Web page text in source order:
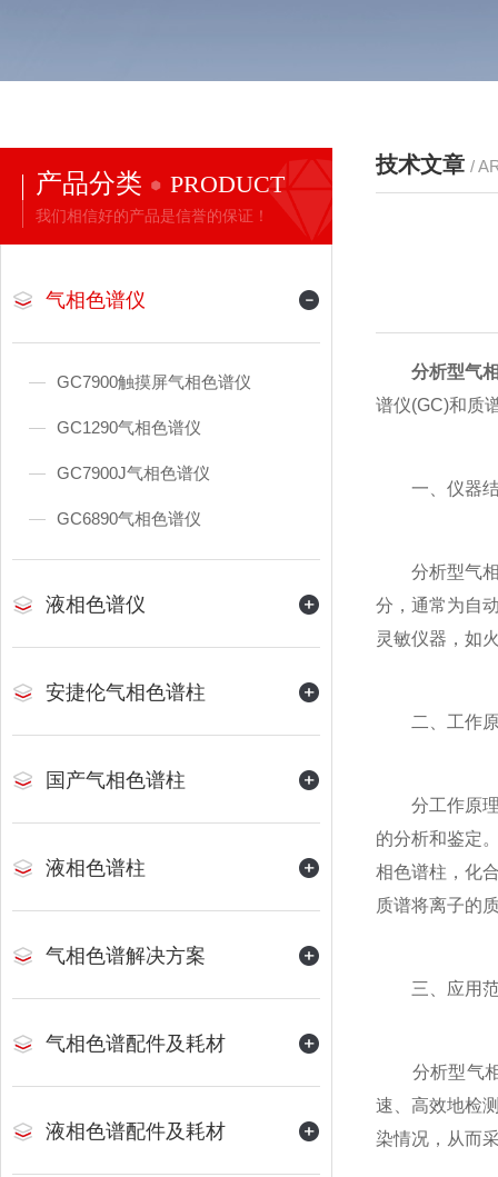
产品分类 PRODUCT
我们相信好的产品是信誉的保证！
气相色谱仪
GC7900触摸屏气相色谱仪
GC1290气相色谱仪
GC7900J气相色谱仪
GC6890气相色谱仪
液相色谱仪
安捷伦气相色谱柱
国产气相色谱柱
液相色谱柱
气相色谱解决方案
气相色谱配件及耗材
液相色谱配件及耗材
技术文章 /
分析型气
谱仪(GC)和质
一、仪器
分析型气相
分，通常为自
灵敏仪器，如
二、工作
分工作原理
的分析和鉴定
相色谱柱，化
质谱将离子的
三、应用
分析型气相
速、高效地检
染情况，从而